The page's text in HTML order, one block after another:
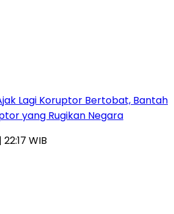
Lagi Koruptor Bertobat, Bantah
yang Rugikan Negara
WIB